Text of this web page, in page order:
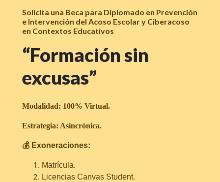
Solicita una Beca para Diplomado en Prevención
e Intervención del Acoso Escolar y Ciberacoso
en Contextos Educativos
“Formación sin
excusas”
Modalidad: 100% Virtual.
Estrategia: Asincrónica.
💰 Exoneraciones:
Matrícula.
Licencias Canvas Student.